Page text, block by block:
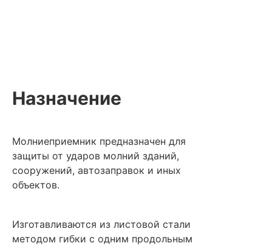
Назначение
Молниеприемник предназначен для
защиты от ударов молний зданий,
сооружений, автозаправок и иных
объектов.
Изготавливаются из листовой стали
методом гибки с одним продольным